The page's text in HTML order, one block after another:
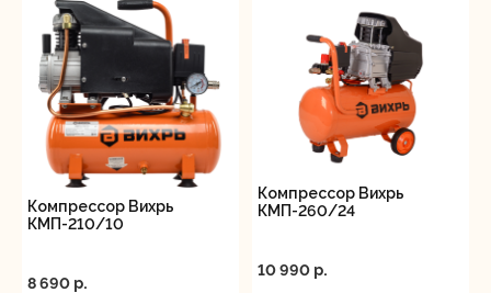
Компрессор Вихрь
КМП-210/10
8 690 p.
Компрессор Вихрь
КМП-260/24
10 990 p.